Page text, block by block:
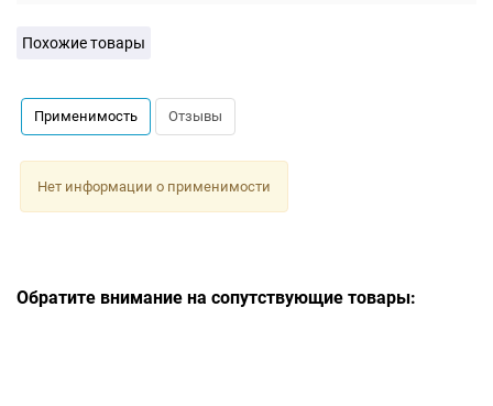
Похожие товары
Применимость Отзывы
Нет информации о применимости
Обратите внимание на сопутствующие товары: